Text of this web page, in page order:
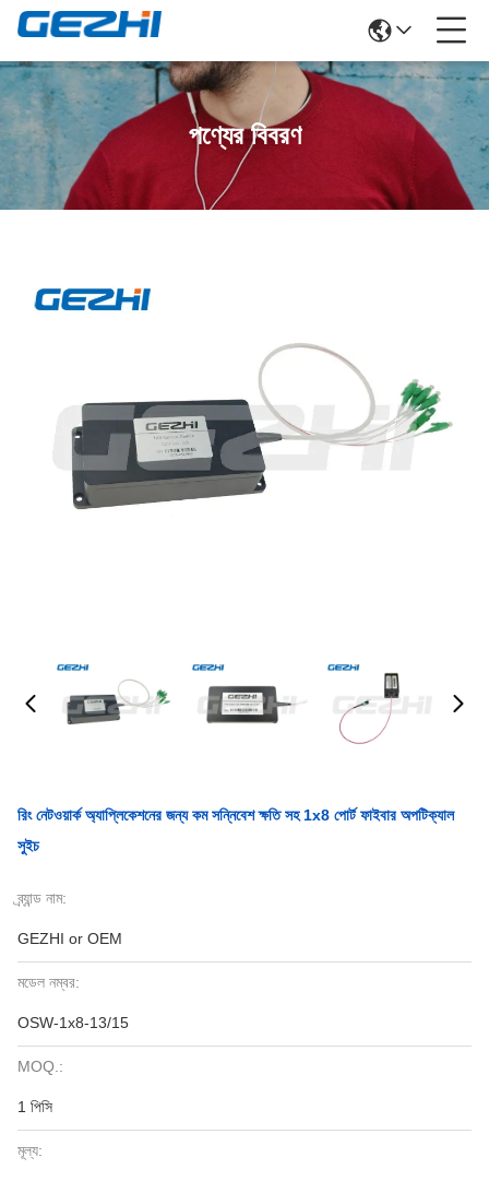
পণ্যের বিবরণ
রিং নেটওয়ার্ক অ্যাপ্লিকেশনের জন্য কম সন্নিবেশ ক্ষতি সহ 1x8 পোর্ট ফাইবার অপটিক্যাল
সুইচ
ব্র্যান্ড নাম:
GEZHI or OEM
মডেল নম্বর:
OSW-1x8-13/15
MOQ.:
1 পিসি
মূল্য: